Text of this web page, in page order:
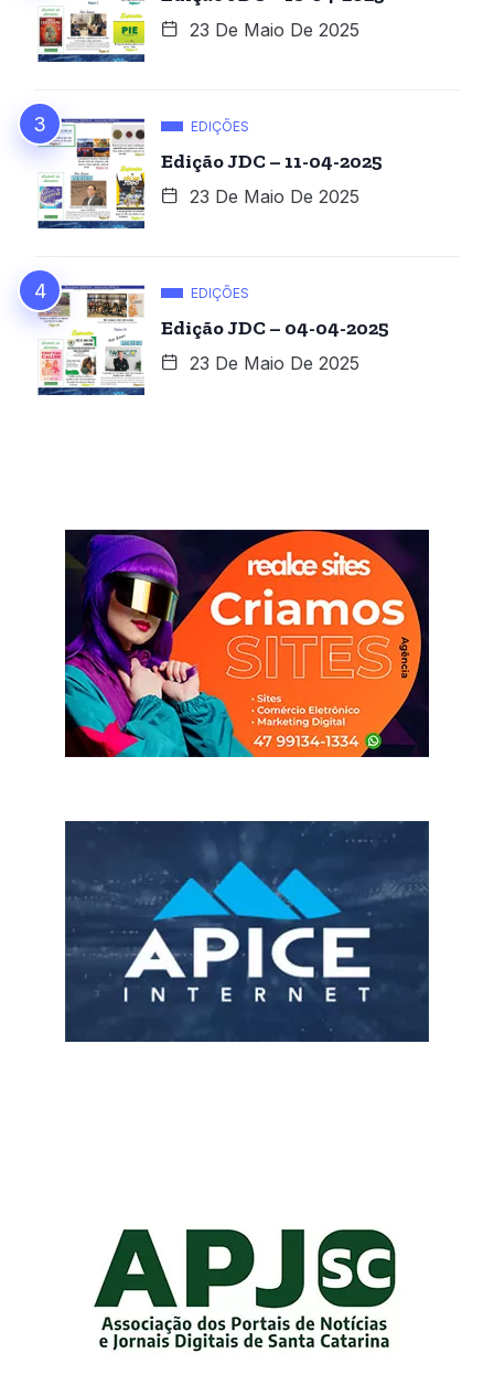
23 De Maio De 2025
EDIÇÕES
Edição JDC – 11-04-2025
23 De Maio De 2025
EDIÇÕES
Edição JDC – 04-04-2025
23 De Maio De 2025